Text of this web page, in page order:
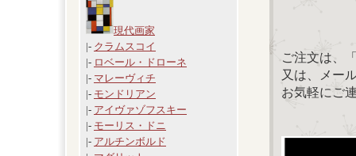
現代画家
|- クラムスコイ
|- ロベール・ドローネ
|- マレーヴィチ
|- モンドリアン
|- アイヴァゾフスキー
|- モーリス・ドニ
|- アルチンボルド
ご注文は、
又は、メー
お気軽にご